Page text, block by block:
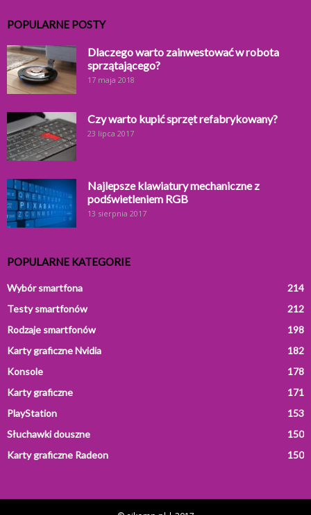
POPULARNE POSTY
Dlaczego warto zainwestować w robota
sprzątającego?
17 maja 2018
Czy warto kupić sprzęt refabrykowany?
23 lipca 2017
Najlepsze klawiatury mechaniczne z
podświetleniem RGB
13 sierpnia 2017
POPULARNE KATEGORIE
Wybór smartfona
214
Testy smartfonów
212
Rodzaje smartfonów
198
Karty graficzne Nvidia
182
Konsole
178
Karty graficzne
171
PlayStation
153
Słuchawki douszne
150
Karty graficzne Radeon
150